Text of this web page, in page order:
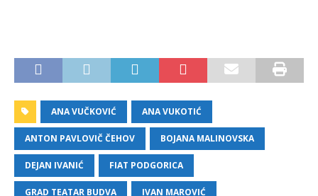
ANA VUČKOVIĆ ANA VUKOTIĆ
ANTON PAVLOVIČ ČEHOV BOJANA MALINOVSKA
DEJAN IVANIĆ FIAT PODGORICA
GRAD TEATAR BUDVA IVAN MAROVIĆ